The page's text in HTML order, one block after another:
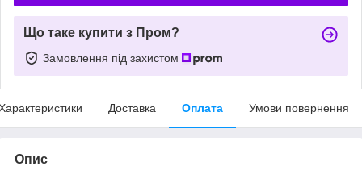
Що таке купити з Пром?
Замовлення під захистом
Доставка Оплата Умови повернення
Опис